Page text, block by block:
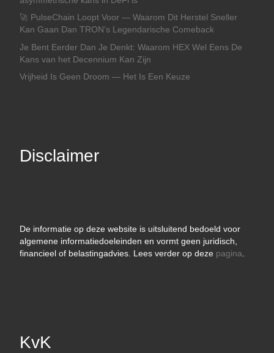
🚀 PulseChain Loopt Voor — Waarom Dit Herstel Sneller
Kan Gaan Dan TRON’s Legendarische Comeback
Je Bent Eerder Dan Je Denkt: Waarom HEX Wel Eens De
Kans van het Decennium Kan Zijn
Vrijheid Is Geen Droom — Het Is Een Keuze
Disclaimer
De informatie op deze website is uitsluitend bedoeld voor
algemene informatiedoeleinden en vormt geen juridisch,
financieel of belastingadvies. Lees verder op deze pagina
KvK